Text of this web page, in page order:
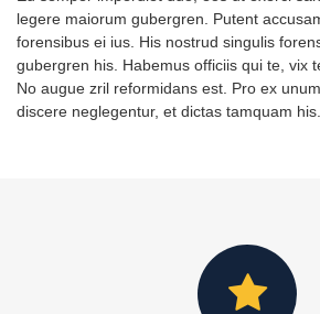
legere maiorum gubergren. Putent
forensibus ei ius. His nostrud singulis
gubergren his. Habemus officiis qui te, vix
No augue zril reformidans est. Pro ex
discere neglegentur, et dictas tamquam his.